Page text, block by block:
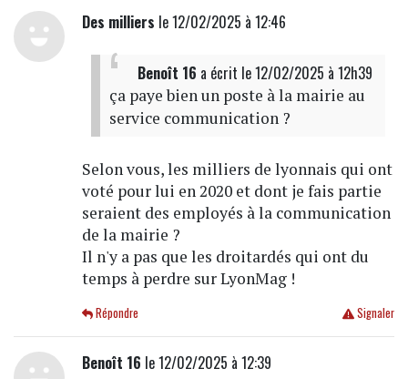
Des milliers le 12/02/2025 à 12:46
Benoît 16 a écrit le 12/02/2025 à 12h39
ça paye bien un poste à la mairie au
service communication ?
Selon vous, les milliers de lyonnais qui ont
voté pour lui en 2020 et dont je fais partie
seraient des employés à la communication
de la mairie ?
Il n'y a pas que les droitardés qui ont du
temps à perdre sur LyonMag !
Signaler
Répondre
Benoît 16 le 12/02/2025 à 12:39